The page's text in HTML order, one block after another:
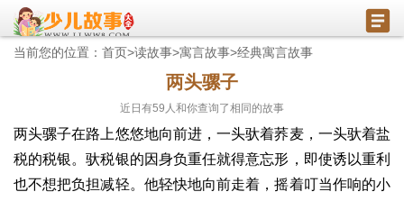
当前您的位置： 首页>读故事>寓言故事>经典寓言故事
两头骡子
近日有59 人和你查询了相同的故事
两头骡子在路上悠悠地向前进，一头驮着荞麦，一头驮着盐
税的税银。驮税银的因身负重任就得意忘形，即使诱以重利
也不想把负担减轻。他轻快地向前走着，摇着叮当作响的小